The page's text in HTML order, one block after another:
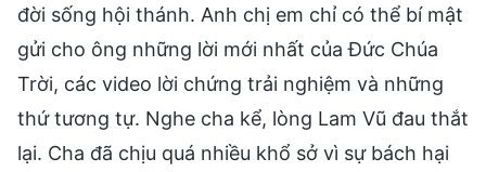
đời sống hội thánh. Anh chị em chỉ có thể bí mật
gửi cho ông những lời mới nhất của Đức Chúa
Trời, các video lời chứng trải nghiệm và những
thứ tương tự. Nghe cha kể, lòng Lam Vũ đau thắt
lại. Cha đã chịu quá nhiều khổ sở vì sự bách hại